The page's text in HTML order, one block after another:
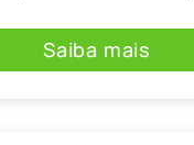
Saiba mais